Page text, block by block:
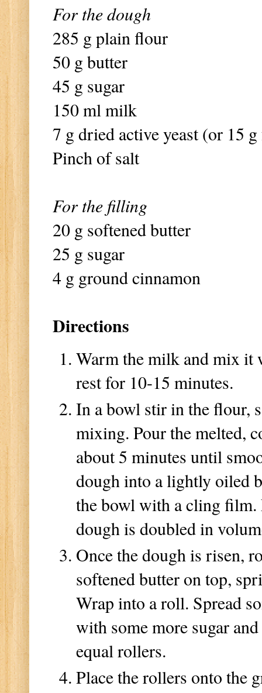
For the dough
285 g plain flour
50 g butter
45 g sugar
150 ml milk
7 g dried active yeast (or 15
Pinch of salt
For the filling
20 g softened butter
25 g sugar
4 g ground cinnamon
Directions
Warm the milk and mix it
rest for 10-15 minutes.
In a bowl stir in the flour,
mixing. Pour the melted,
about 5 minutes until
dough into a lightly oiled
the bowl with a cling film.
dough is doubled in
Once the dough is risen,
softened butter on top,
Wrap into a roll. Spread
with some more sugar
equal rollers.
Place the rollers onto the